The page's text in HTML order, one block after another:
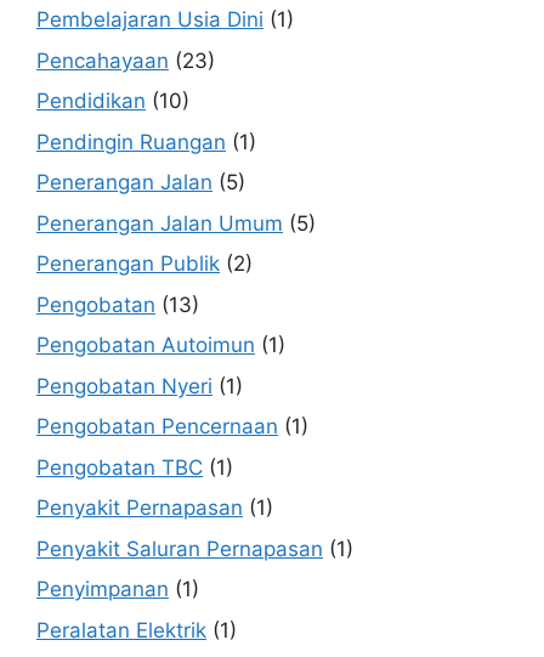
Pembelajaran Usia Dini (1)
Pencahayaan (23)
Pendidikan (10)
Pendingin Ruangan (1)
Penerangan Jalan (5)
Penerangan Jalan Umum (5)
Penerangan Publik (2)
Pengobatan (13)
Pengobatan Autoimun (1)
Pengobatan Nyeri (1)
Pengobatan Pencernaan (1)
Pengobatan TBC (1)
Penyakit Pernapasan (1)
Penyakit Saluran Pernapasan (1)
Penyimpanan (1)
Peralatan Elektrik (1)